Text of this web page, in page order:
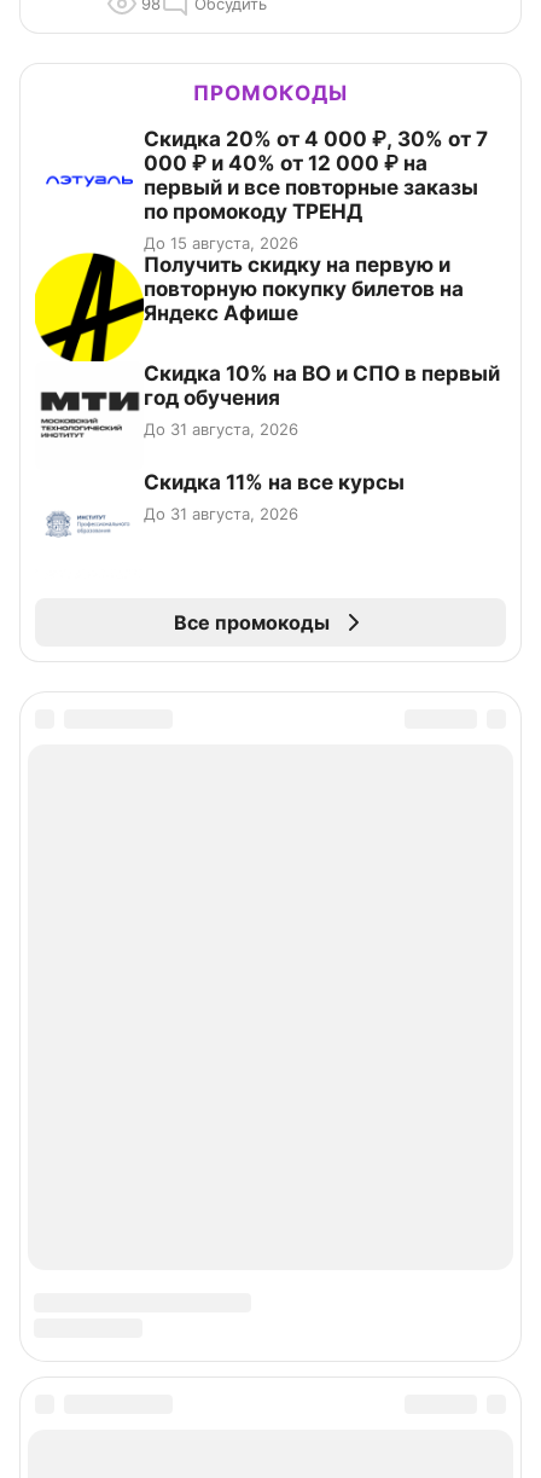
ПРОМОКОДЫ
Скидка 20% от 4 000 ₽, 30% от 7
000 ₽ и 40% от 12 000 ₽ на
первый и все повторные заказы
по промокоду ТРЕНД
До 15 августа, 2026
Получить скидку на первую и
повторную покупку билетов на
Яндекс Афише
Скидка 10% на ВО и СПО в первый
год обучения
До 31 августа, 2026
Скидка 11% на все курсы
До 31 августа, 2026
Все промокоды